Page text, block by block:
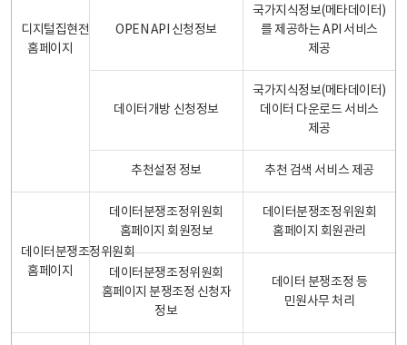
디지털집현전
홈페이지
OPEN API 신청정보
국가지식정보(메타데이터)
를 제공하는 API 서비스
제공
데이터개방 신청정보
국가지식정보(메타데이터)
데이터 다운로드 서비스
제공
추천설정 정보 추천 검색 서비스 제공
데이터분쟁조정위원회
홈페이지
데이터분쟁조정위원회
홈페이지 회원정보
데이터분쟁조정위원회
홈페이지 회원관리
데이터분쟁조정위원회
홈페이지 분쟁조정 신청자
정보
데이터 분쟁조정 등
민원사무 처리